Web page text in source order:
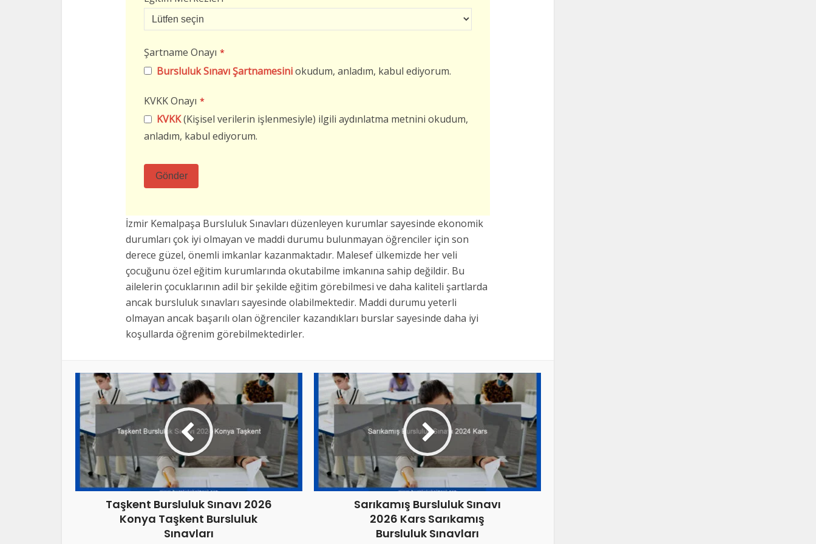
Şartname Onayı *
Bursluluk Sınavı Şartnamesiniokudum, anladım, kabul ediyorum.
KVKK Onayı *
KVKK(Kişisel verilerin işlenmesiyle) ilgili aydınlatma metnini okudum,
anladım, kabul ediyorum.
Gönder
alan
boş
bırakılmalıdır
İzmir Kemalpaşa Bursluluk Sınavları düzenleyen kurumlar sayesinde ekonomik
durumları çok iyi olmayan ve maddi durumu bulunmayan öğrenciler için son
derece güzel, önemli imkanlar kazanmaktadır. Malesef ülkemizde her veli
çocuğunu özel eğitim kurumlarında okutabilme imkanına sahip değildir. Bu
ailelerin çocuklarının adil bir şekilde eğitim görebilmesi ve daha kaliteli şartlarda
ancak bursluluk sınavları sayesinde olabilmektedir. Maddi durumu yeterli
olmayan ancak başarılı olan öğrenciler kazandıkları burslar sayesinde daha iyi
koşullarda öğrenim görebilmektedirler.
Taşkent Bursluluk Sınavı 2026
Konya Taşkent Bursluluk
Sınavları
Sarıkamış Bursluluk Sınavı
2026 Kars Sarıkamış
Bursluluk Sınavları